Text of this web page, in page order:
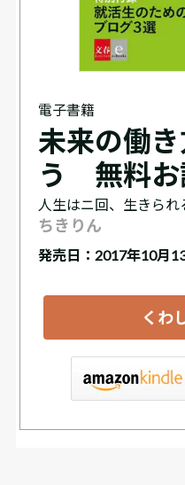
電子書籍
未来の働
う 無料お
人生はニ回、生きられ
ちきりん
発売日：2017年10月
くわ